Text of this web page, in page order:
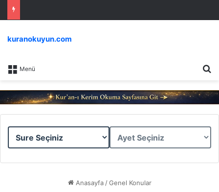
Menü
kuranokuyun.com
Sure
Ayet
Anasayfa / Genel Konular